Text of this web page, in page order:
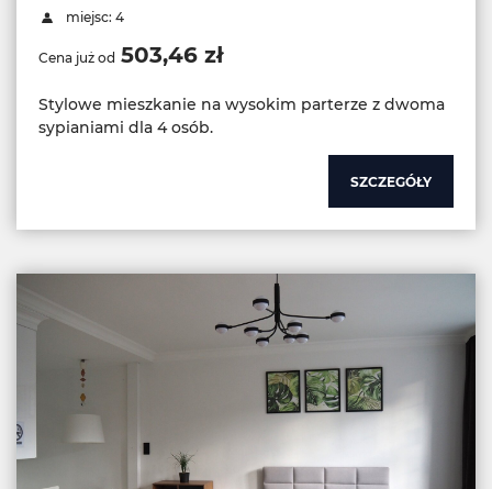
miejsc: 4
Cena już od 503,46 zł
Stylowe mieszkanie na wysokim parterze z dwoma
sypianiami dla 4 osób.
SZCZEGÓŁY